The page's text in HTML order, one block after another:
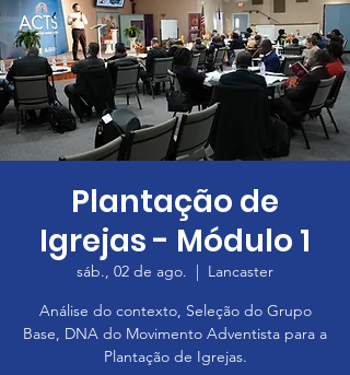
Plantação de
Igrejas - Módulo 1
sáb., 02 de ago.
  |
Lancaster
Análise do contexto, Seleção do Grupo
Base, DNA do Movimento Adventista para a
Plantação de Igrejas.